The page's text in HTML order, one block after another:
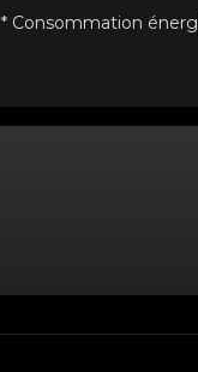
* Consommation